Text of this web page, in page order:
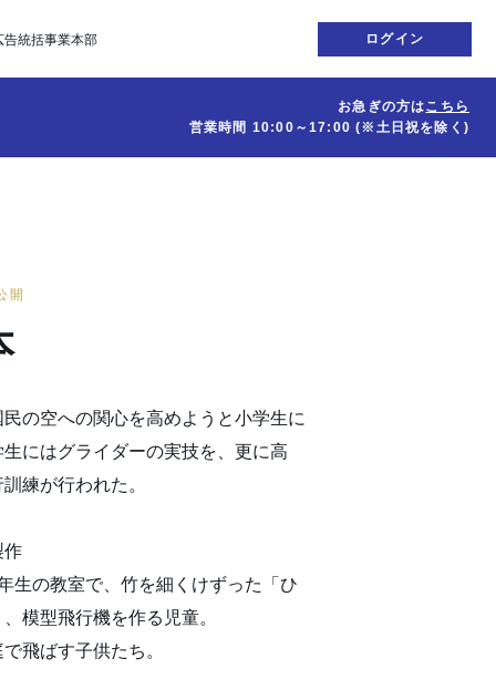
告統括事業本部 ログイン
お急ぎの方はこちら
営業時間 10:00～17:00(※土日祝を除く)
開
の空への関心を高めようと小学生に
にはグライダーの実技を、更に高
練が行われた。
作
生の教室で、竹を細くけずった「ひ
模型飛行機を作る児童。
飛ばす子供たち。